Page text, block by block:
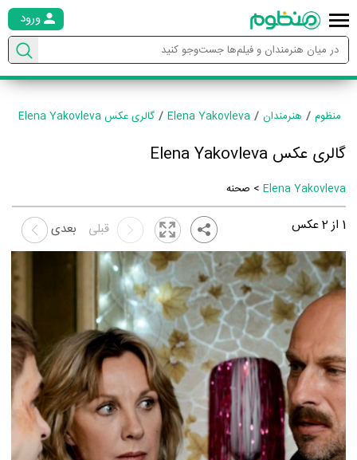
ورود
منظوم هنرمندان Elena Yakovleva گالری عکس Elena Yakovleva
گالری عکس Elena Yakovleva
Elena Yakovleva > صحنه
1 از2عکس بعدی قبلی